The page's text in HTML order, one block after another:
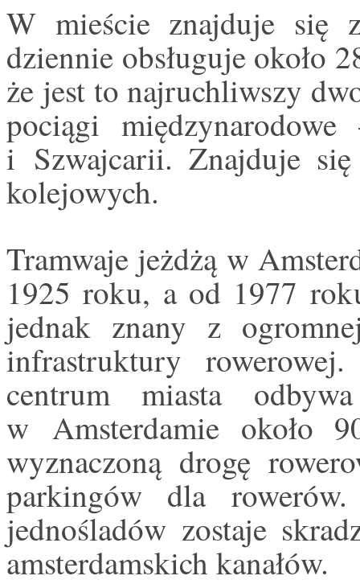
W mieście znajduje się
dziennie obsługuje około
że jest to najruchliwszy
pociągi
i Szwajcarii. Znajduje
kolejowych.
Tramwaje jeżdżą w
1925 roku, a od 1977
jednak znany z
infrastruktury
centrum miasta
w Amsterdamie około
wyznaczoną drogę
parkingów dla
jednośladów zostaje
amsterdamskich kanałów.